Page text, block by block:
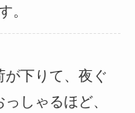
。
下りて、夜ぐ
しゃるほど、